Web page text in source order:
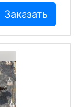
Заказать